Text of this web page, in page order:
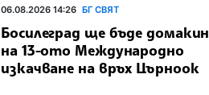
06.08.2026 14:26 БГ СВЯТ
Босилеград ще бъде домакин
на 13-ото Международно
изкачване на връх Църноок